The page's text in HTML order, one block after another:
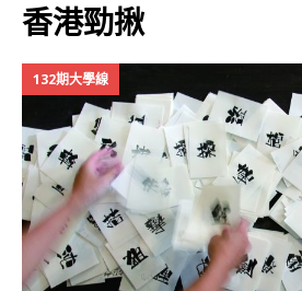
香港勁揪
132期大學線